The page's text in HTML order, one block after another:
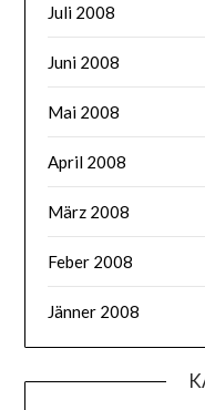
Juli 2008
Juni 2008
Mai 2008
April 2008
März 2008
Feber 2008
Jänner 2008